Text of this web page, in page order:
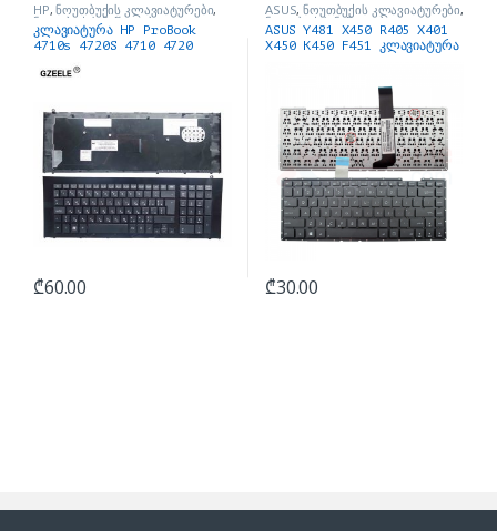
HP,ნოუთბუქის კლავიატურები,
ნოუთბუქის ნაწილები და
აქსესუარები
კლავიატურა HP ProBook
4710s 4720S 4710 4720
₾60.00
ASUS,ნოუთბუქის კლავიატურები,
ნოუთბუქის ნაწილები და
აქსესუარები
ASUS Y481 X450 R405 X401
X450 K450 F451 კლავიატურა
₾30.00